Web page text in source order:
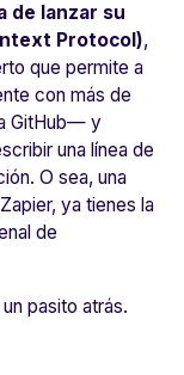
de lanzar su
Protocol),
que permite a
con más de
GitHub— y
una línea de
O sea, una
ya tienes la
de
pasito atrás.